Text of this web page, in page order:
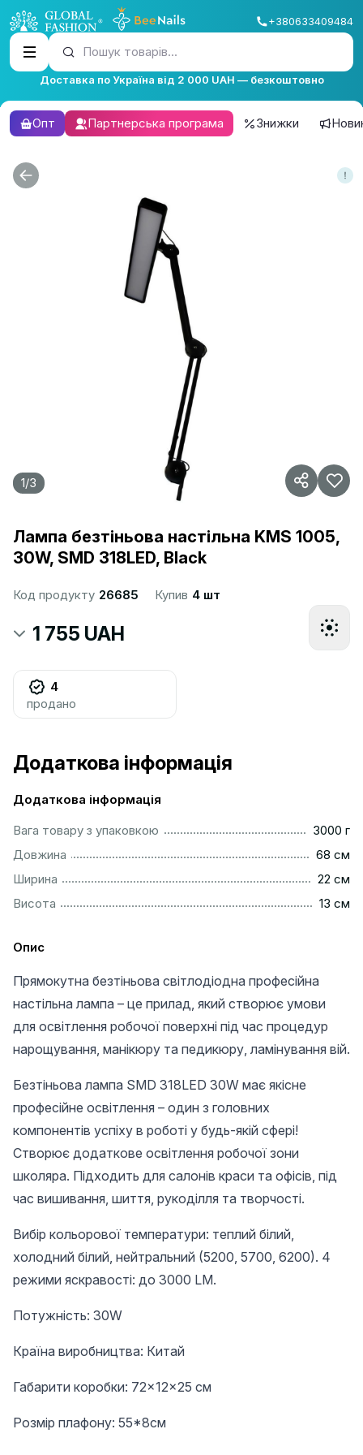
+380633409484
Пошук товарів...
Доставка по Україна від 2 000 UAH — безкоштовно
Опт Партнерська програма Знижки
1/3
Лампа безтіньова настільна KMS 1005,
30W, SMD 318LED, Black
Код продукту 26685 Купив 4 шт
1 755 UAH
4
продано
Додаткова інформація
Додаткова інформація
Вага товару з упаковкою
3000 г
Довжина
68 см
Ширина
22 см
Висота
13 см
Опис
Прямокутна безтіньова світлодіодна професійна
настільна лампа – це прилад, який створює умови
для освітлення робочої поверхні під час процедур
нарощування, манікюру та педикюру, ламінування вій.
Безтіньова лампа SMD 318LED 30W має якісне
професійне освітлення – один з головних
компонентів успіху в роботі у будь-якій сфері!
Створює додаткове освітлення робочої зони
школяра. Підходить для салонів краси та офісів, під
час вишивання, шиття, рукоділля та творчості.
Вибір кольорової температури: теплий білий,
холодний білий, нейтральний (5200, 5700, 6200). 4
режими яскравості: до 3000 LM.
Потужність: 30W
Країна виробництва: Китай
Габарити коробки: 72×12×25 см
Розмір плафону: 55*8см